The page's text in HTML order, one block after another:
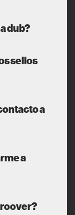
dub?
sellos
a
a